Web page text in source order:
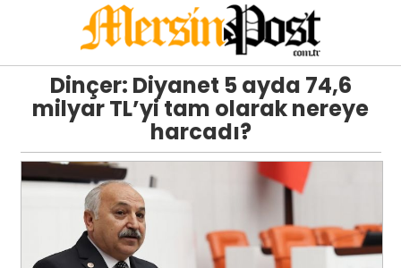
Dinçer: Diyanet 5 ayda 74,6
milyar TL’yi tam olarak nereye
harcadı?